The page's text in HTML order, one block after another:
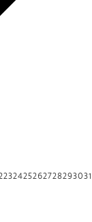
232425262728293031